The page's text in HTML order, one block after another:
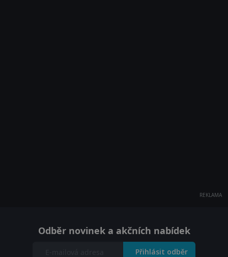
REKLAMA
Odběr novinek a akčních nabídek
Přihlásit odběr